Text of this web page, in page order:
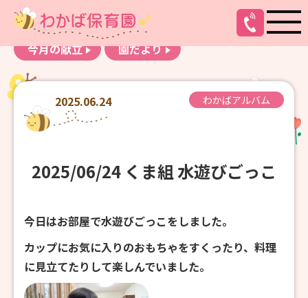
お知らせ
わかばアルバム
今月の献立
園だより
2025.06.24 わかばアルバム
2025/06/24 くま組 水遊びごっこ
今日はお部屋で水遊びごっこをしました。
カップにお気に入りのおもちゃをすくったり、料理
に見立てたりして楽しんでいました。